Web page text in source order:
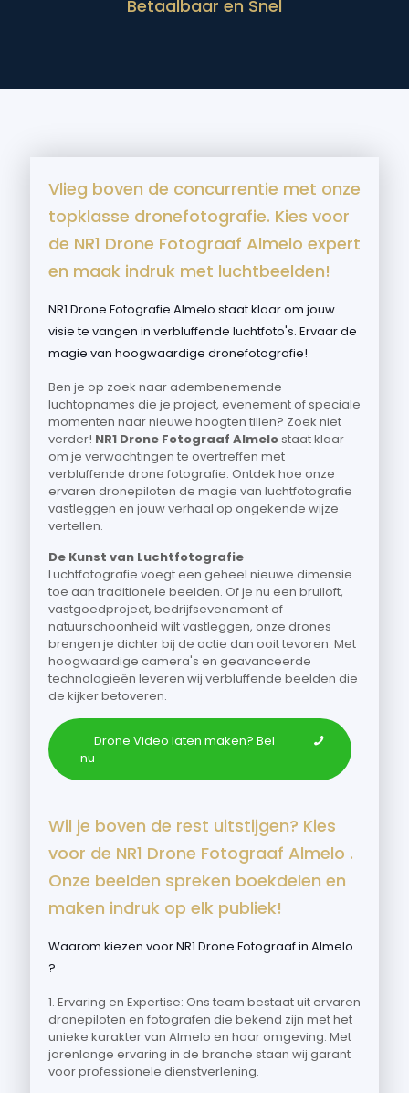
Betaalbaar en Snel
Vlieg boven de concurrentie met onze
topklasse dronefotografie. Kies voor
de NR1 Drone Fotograaf Almelo expert
en maak indruk met luchtbeelden!
NR1 Drone Fotografie Almelo staat klaar om jouw
visie te vangen in verbluffende luchtfoto's. Ervaar de
magie van hoogwaardige dronefotografie!
Ben je op zoek naar adembenemende
luchtopnames die je project, evenement of speciale
momenten naar nieuwe hoogten tillen? Zoek niet
verder! NR1 Drone Fotograaf Almelostaat klaar
om je verwachtingen te overtreffen met
verbluffende drone fotografie. Ontdek hoe onze
ervaren dronepiloten de magie van luchtfotografie
vastleggen en jouw verhaal op ongekende wijze
vertellen.
De Kunst van Luchtfotografie
Luchtfotografie voegt een geheel nieuwe dimensie
toe aan traditionele beelden. Of je nu een bruiloft,
vastgoedproject, bedrijfsevenement of
natuurschoonheid wilt vastleggen, onze drones
brengen je dichter bij de actie dan ooit tevoren. Met
hoogwaardige camera's en geavanceerde
technologieën leveren wij verbluffende beelden die
de kijker betoveren.
Drone Video laten maken? Bel
nu
Wil je boven de rest uitstijgen? Kies
voor de NR1 Drone Fotograaf Almelo .
Onze beelden spreken boekdelen en
maken indruk op elk publiek!
Waarom kiezen voor NR1 Drone Fotograaf in Almelo
?
1. Ervaring en Expertise: Ons team bestaat uit ervaren
dronepiloten en fotografen die bekend zijn met het
unieke karakter van Almelo en haar omgeving. Met
jarenlange ervaring in de branche staan wij garant
voor professionele dienstverlening.